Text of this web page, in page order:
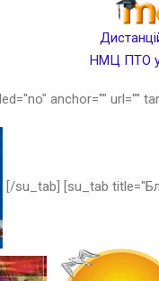
НМЦ ПТО у
anchor="" url=""
[/su_tab] [su_tab